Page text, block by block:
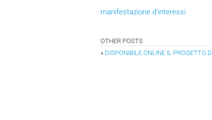
manifestazione d’interessi
OTHER POSTS
« DISPONIBILE ONLINE IL PROGETTO